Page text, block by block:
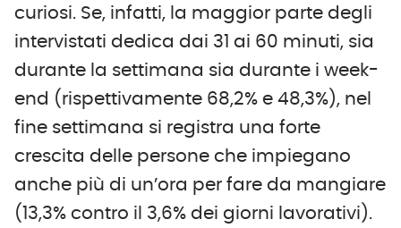
curiosi. Se, infatti, la maggior parte degli
intervistati dedica dai 31 ai 60 minuti, sia
durante la settimana sia durante i week-
end (rispettivamente 68,2% e 48,3%), nel
fine settimana si registra una forte
crescita delle persone che impiegano
anche più di un’ora per fare da mangiare
(13,3% contro il 3,6% dei giorni lavorativi).